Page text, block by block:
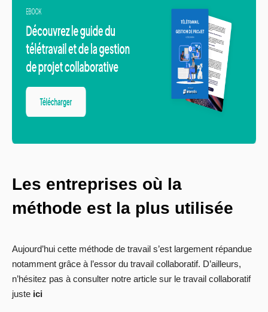
Les entreprises où la
méthode est la plus utilisée
Aujourd’hui cette méthode de travail s’est largement répandue
notamment grâce à l’essor du travail collaboratif. D’ailleurs,
n’hésitez pas à consulter notre article sur le travail collaboratif
juste ici